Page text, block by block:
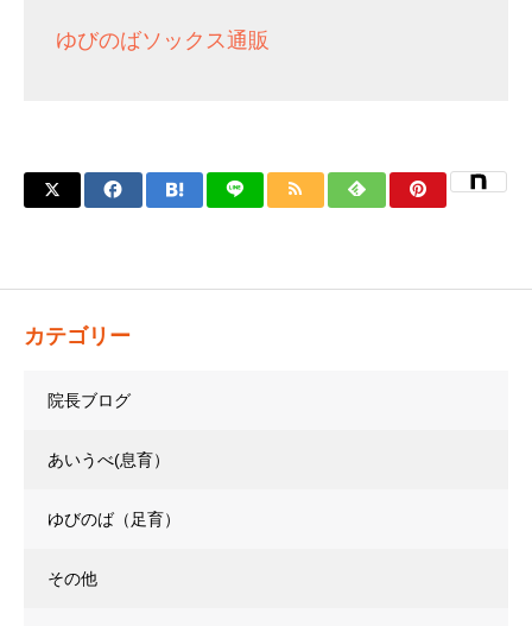
ゆびのばソックス通販
カテゴリー
院長ブログ
あいうべ(息育）
ゆびのば（足育）
その他